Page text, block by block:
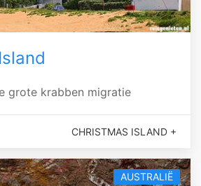
grote krabben migratie
CHRISTMAS ISLAND +
AUSTRALIË